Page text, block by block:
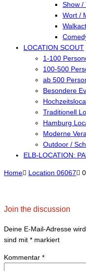
Show /
Wort /
LOCATION SCOUT
1-100
100-500
ab 500
Besondere
Traditionell
Hamburg
Moderne
Outdoor /
ELB-LOCATION:
Home Location 06067
Join the discussion
Deine E-Mail-Adresse
sind mit * markiert
Kommentar *